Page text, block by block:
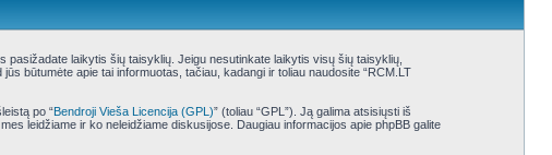
pasižadate laikytis šių taisyklių. Jeigu nesutinkate laikytis visų šių taisyklių,
būtumėte apie tai informuotas, tačiau, kadangi ir toliau naudosite “RCM.LT
po “Bendroji Vieša Licencija (GPL)” (toliau “GPL”). Ją galima atsisiųsti iš
leidžiame ir ko neleidžiame diskusijose. Daugiau informacijos apie phpBB galite